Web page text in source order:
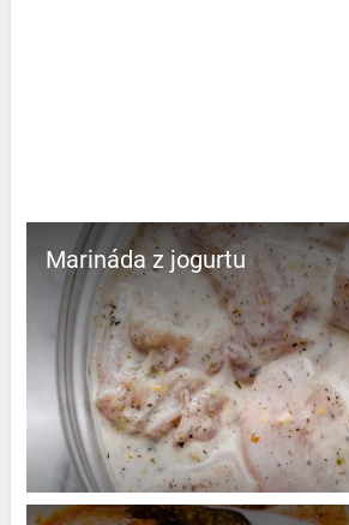
Marináda z jogurtu